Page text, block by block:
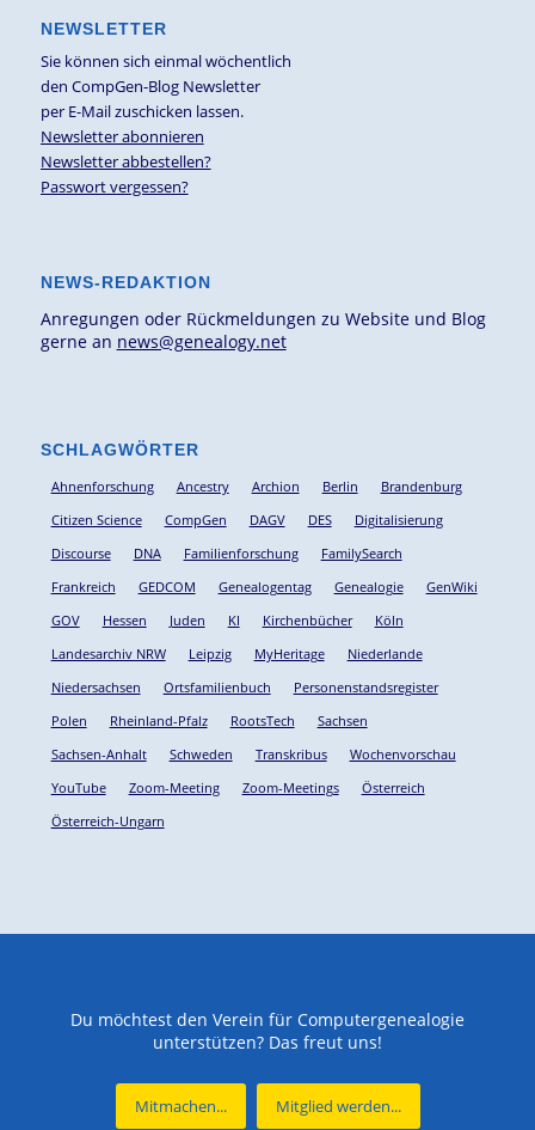
NEWSLETTER
Sie können sich einmal wöchentlich
den CompGen-Blog Newsletter
per E-Mail zuschicken lassen.
Newsletter abonnieren
Newsletter abbestellen?
Passwort vergessen?
NEWS-REDAKTION
Anregungen oder Rückmeldungen zu Website und Blog
gerne an news@genealogy.net
SCHLAGWÖRTER
Ahnenforschung Ancestry Archion Berlin
Brandenburg
Citizen Science
CompGen DAGV DES
Digitalisierung
Discourse
DNA Familienforschung
FamilySearch
Frankreich
GEDCOM Genealogentag Genealogie
GenWiki
GOV
Hessen Juden KI Kirchenbücher
Köln
Landesarchiv NRW
Leipzig MyHeritage
Niederlande
Niedersachsen
Ortsfamilienbuch
Personenstandsregister
Polen
Rheinland-Pfalz RootsTech
Sachsen
Sachsen-Anhalt
Schweden Transkribus
Wochenvorschau
YouTube
Zoom-Meeting Zoom-Meetings
Österreich
Österreich-Ungarn
Du möchtest den Verein für Computergenealogie
unterstützen? Das freut uns!
Mitmachen... Mitglied werden...